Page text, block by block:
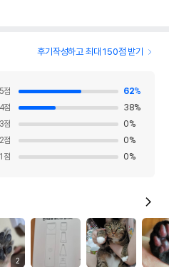
후기작성하고 최대 150점 받기
5점 62%
4점 38%
3점 0%
2점 0%
1 점 0%
2